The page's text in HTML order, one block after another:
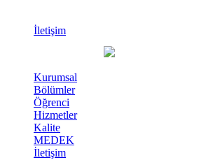
İletişim
Kurumsal
Bölümler
Öğrenci
Hizmetler
Kalite
MEDEK
İletişim